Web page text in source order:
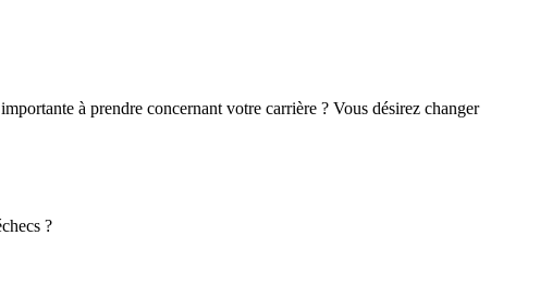
à prendre concernant votre carrière ? Vous désirez changer
?